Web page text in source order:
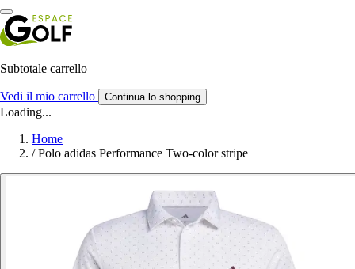
Subtotale carrello
Vedi il mio carrello Continua lo shopping
Loading...
Home
/ Polo adidas Performance Two-color stripe